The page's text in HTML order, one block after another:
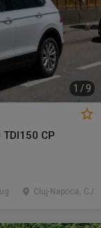
1 / 9
CP
Cluj-Napoca, CJ